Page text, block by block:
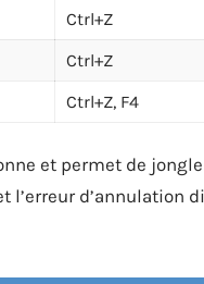
Ctrl+Z
Ctrl+Z
Ctrl+Z, F4
et permet de
l’erreur d’annulation